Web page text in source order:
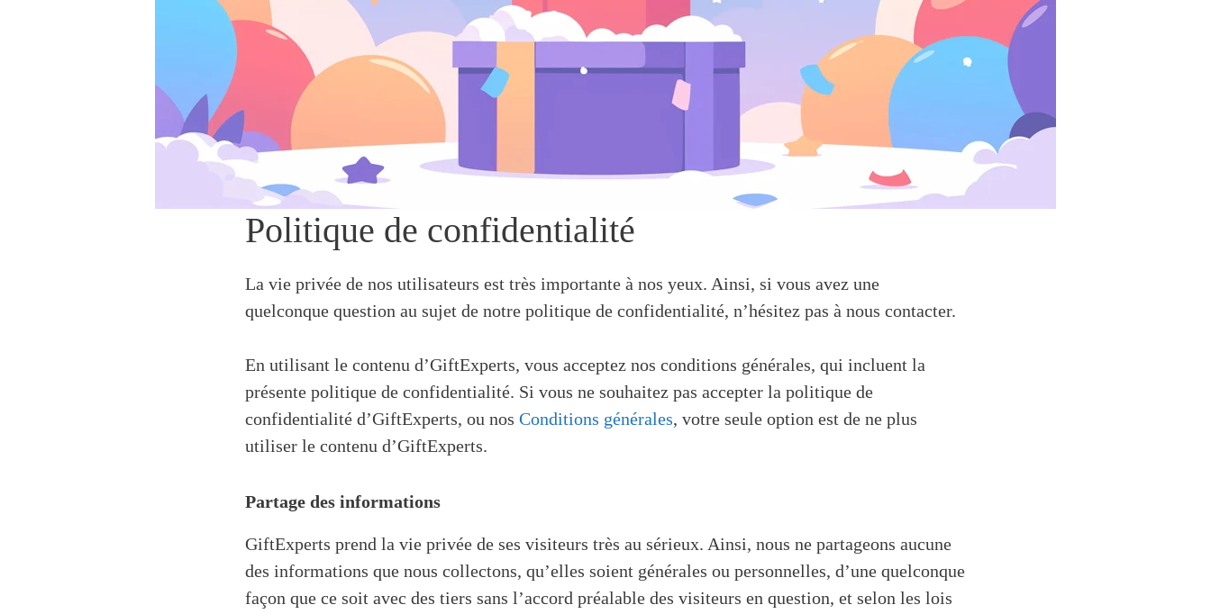
Politique de confidentialité
La vie privée de nos utilisateurs est très importante à nos yeux. Ainsi, si vous avez une
quelconque question au sujet de notre politique de confidentialité, n’hésitez pas à nous contacter.
En utilisant le contenu d’GiftExperts, vous acceptez nos conditions générales, qui incluent la
présente politique de confidentialité. Si vous ne souhaitez pas accepter la politique de
confidentialité d’GiftExperts, ou nos Conditions générales, votre seule option est de ne plus
utiliser le contenu d’GiftExperts.
Partage des informations
GiftExperts prend la vie privée de ses visiteurs très au sérieux. Ainsi, nous ne partageons aucune
des informations que nous collectons, qu’elles soient générales ou personnelles, d’une quelconque
façon que ce soit avec des tiers sans l’accord préalable des visiteurs en question, et selon les lois